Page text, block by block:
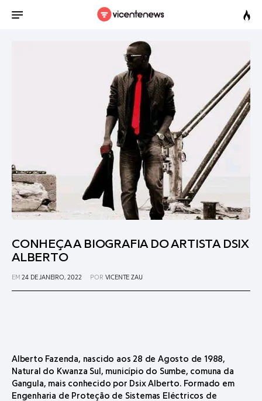
CONHEÇA A BIOGRAFIA DO ARTISTA DSIX
ALBERTO
EM24 DE JANEIRO, 2022 POR VICENTE ZAU
Alberto Fazenda, nascido aos 28 de Agosto de 1988,
Natural do Kwanza Sul, município do Sumbe, comuna da
Gangula, mais conhecido por Dsix Alberto. Formado em
Engenharia de Proteção de Sistemas Eléctricos de